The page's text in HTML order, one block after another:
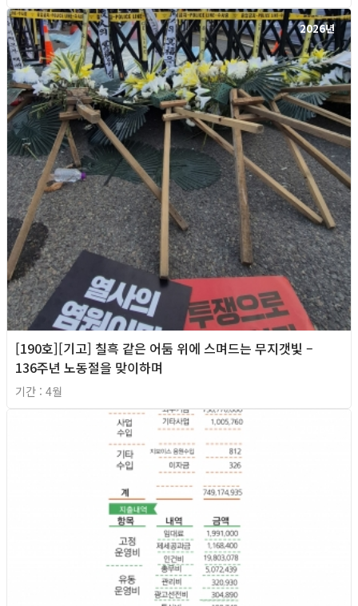
2026년
[190호][기고] 칠흑 같은 어둠 위에 스며드는 무지갯빛 –
136주년 노동절을 맞이하며
기간 : 4월